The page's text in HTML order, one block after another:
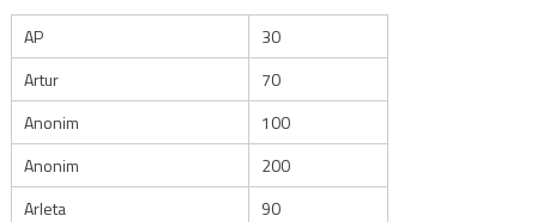
AP
30
Artur
70
Anonim
100
Anonim
200
Arleta
90